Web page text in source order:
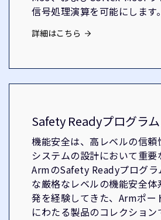
信号処理演算を可能にします。
詳細はこちら
Safety Readyプログラム
機能安全は、高レベルの信頼
システムの設計において重要
ArmのSafety Readyプログラ
な厳格なレベルの機能安全体
発を経験してきた、Armポー
にわたる製品のコレクション